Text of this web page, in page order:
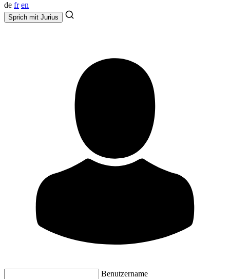
de fr en
Sprich mit Jurius
Benutzername